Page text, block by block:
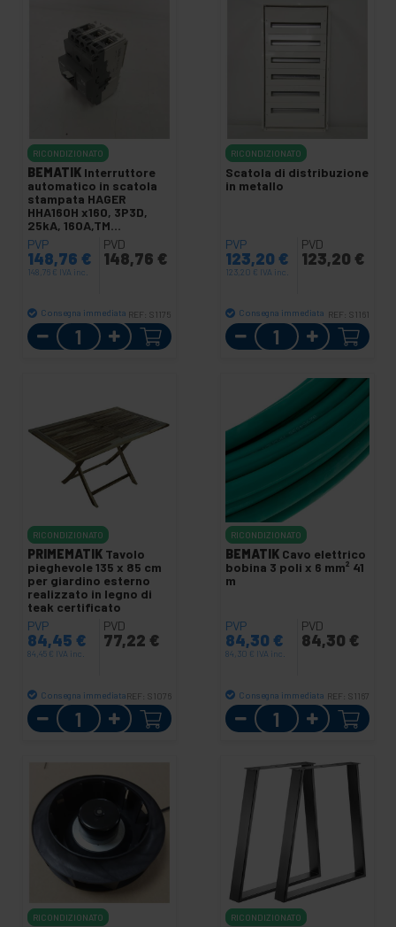
RICONDIZIONATO
BEMATIK Interruttore
automatico in scatola
stampata HAGER
HHA160H x160, 3P3D,
25kA, 160A,TM
regolabile/fisso
PVP
148,76 €
148,76 € IVA inc.
PVD
148,76 €
Consegna immediata REF: S1175
Quantità
RICONDIZIONATO
Scatola di distribuzione
in metallo
PVP
123,20 €
123,20 € IVA inc.
PVD
123,20 €
Consegna immediata REF: S1161
Quantità
RICONDIZIONATO
PRIMEMATIK Tavolo
pieghevole 135 x 85 cm
per giardino esterno
realizzato in legno di
teak certificato
PVP
84,45 €
84,45 € IVA inc.
PVD
77,22 €
Consegna immediataREF: S1076
Quantità
RICONDIZIONATO
BEMATIK Cavo elettrico
bobina 3 poli x 6 mm² 41
m
PVP
84,30 €
84,30 € IVA inc.
PVD
84,30 €
Consegna immediata REF: S1167
Quantità
RICONDIZIONATO RICONDIZIONATO